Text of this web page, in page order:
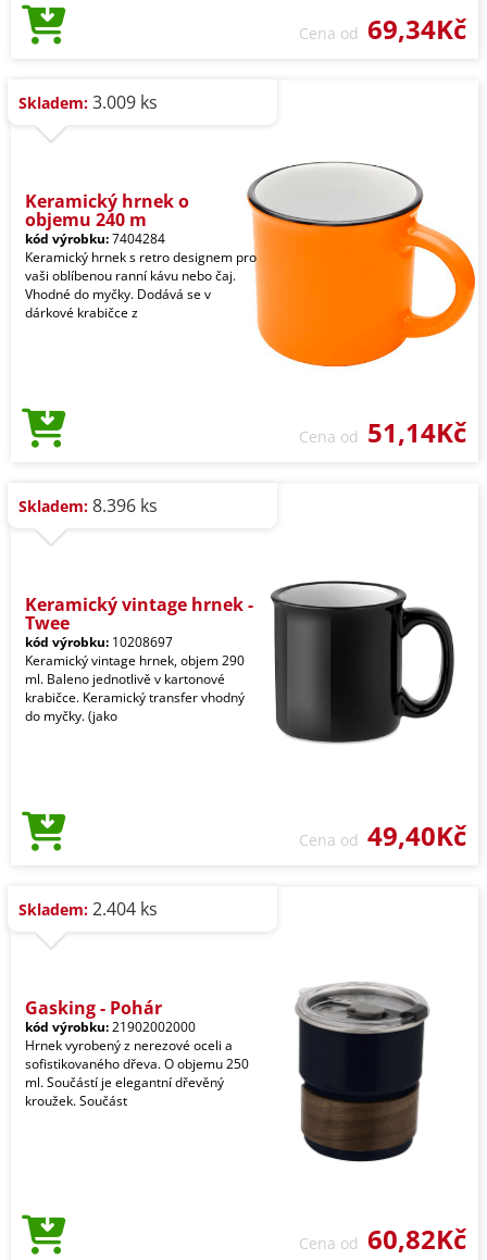
Cena od 69,34Kč
Skladem: 3.009 ks
Keramický hrnek o
objemu 240 m
kód výrobku:7404284
Keramický hrnek s retro designem pro
vaši oblíbenou ranní kávu nebo čaj.
Vhodné do myčky. Dodává se v
dárkové krabičce z
Cena od 51,14Kč
Skladem: 8.396 ks
Keramický vintage hrnek -
Twee
kód výrobku: 10208697
Keramický vintage hrnek, objem 290
ml. Baleno jednotlivě v kartonové
krabičce. Keramický transfer vhodný
do myčky. (jako
Cena od 49,40Kč
Skladem: 2.404 ks
Gasking - Pohár
kód výrobku:21902002000
Hrnek vyrobený z nerezové oceli a
sofistikovaného dřeva. O objemu 250
ml. Součástí je elegantní dřevěný
kroužek. Součást
Cena od 60,82Kč